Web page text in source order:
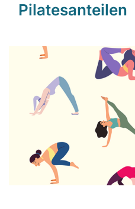
Pilatesanteilen